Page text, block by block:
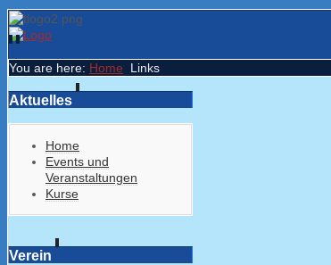
You are here: Home Links
Aktuelles
Home
Events und
Veranstaltungen
Kurse
Verein